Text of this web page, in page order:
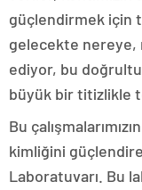
güçlendirmek için
gelecekte nereye,
ediyor, bu
büyük bir titizlikle
Bu
kimliğini
Laboratuvarı. Bu